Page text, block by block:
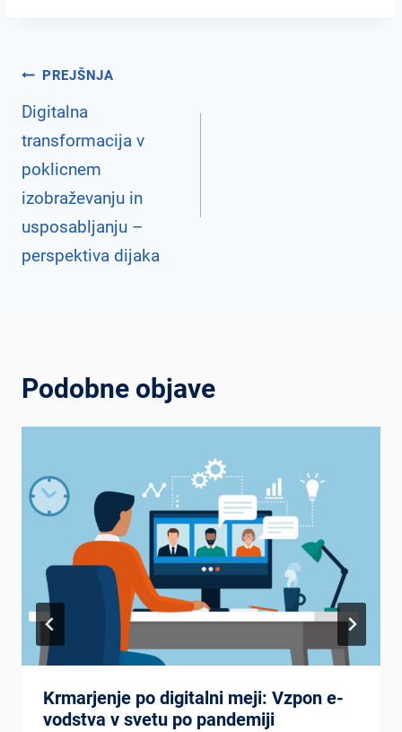
Navigacija
prispevka
PREJŠNJA
Digitalna
transformacija v
poklicnem
izobraževanju in
usposabljanju –
perspektiva dijaka
Podobne objave
Krmarjenje po digitalni meji: Vzpon e-
vodstva v svetu po pandemiji